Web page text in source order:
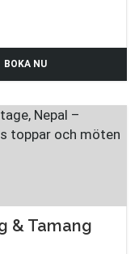
BOKA NU
& Tamang